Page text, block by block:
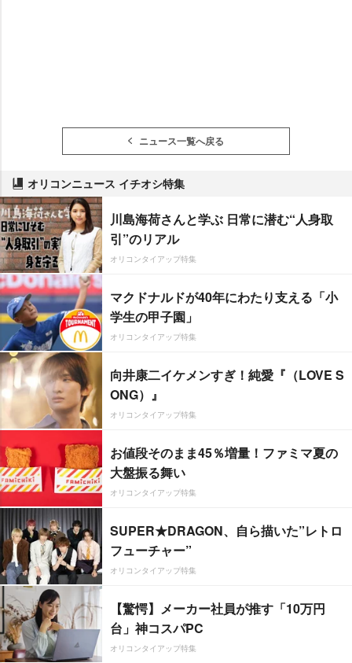
ニュース一覧へ戻る
オリコンニュース イチオシ特集
川島海荷さんと学ぶ 日常に潜む“人身取
引”のリアル
オリコンタイアップ特集
マクドナルドが40年にわたり支える「小
学生の甲子園」
オリコンタイアップ特集
向井康二イケメンすぎ！純愛『（LOVE S
ONG）』
オリコンタイアップ特集
お値段そのまま45％増量！ファミマ夏の
大盤振る舞い
オリコンタイアップ特集
SUPER★DRAGON、自ら描いた”レトロ
フューチャー”
オリコンタイアップ特集
【驚愕】メーカー社員が推す「10万円
台」神コスパPC
オリコンタイアップ特集